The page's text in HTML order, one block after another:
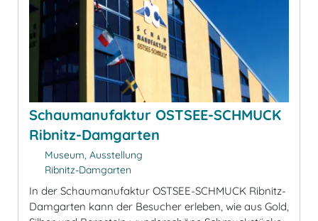
Schaumanufaktur OSTSEE-SCHMUCK
Ribnitz-Damgarten
Museum, Ausstellung
Ribnitz-Damgarten
In der Schaumanufaktur OSTSEE-SCHMUCK Ribnitz-
Damgarten kann der Besucher erleben, wie aus Gold,